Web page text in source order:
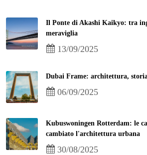
Il Ponte di Akashi Kaikyo: tra
meraviglia
13/09/2025
Dubai Frame: architettura,
06/09/2025
Kubuswoningen Rotterdam: le
cambiato l'architettura urbana
30/08/2025